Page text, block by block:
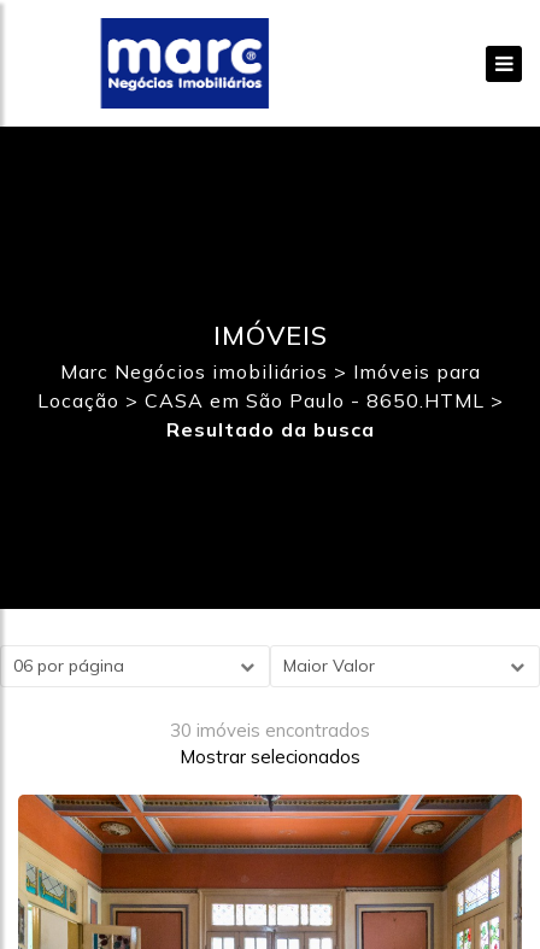
IMÓVEIS
Marc Negócios imobiliários > Imóveis para
Locação > CASA em São Paulo - 8650.HTML >
Resultado da busca
Maior Valor
06 por página
30 imóveis encontrados
Mostrar selecionados